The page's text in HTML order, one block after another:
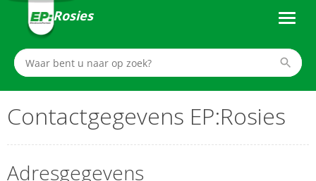
Rosies
Contactgegevens EP:Rosies
Adresgegevens